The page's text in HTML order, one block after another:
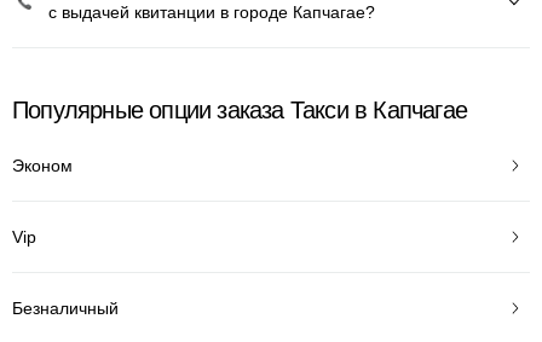
с выдачей квитанции в городе Капчагае?
Популярные опции заказа Такси в Капчагае
Эконом
Vip
Безналичный